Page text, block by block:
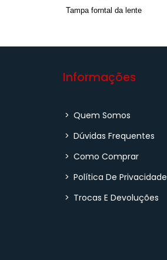
Tampa forntal da lente
Informações
> Quem Somos
> Dúvidas Frequentes
> Como Comprar
> Política De Privacidade
> Trocas E Devoluções